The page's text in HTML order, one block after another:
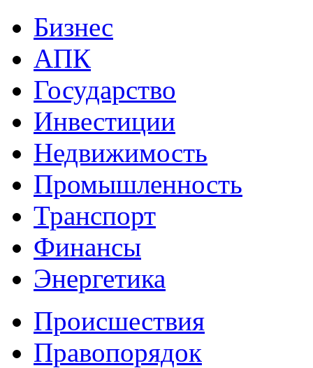
Бизнес
АПК
Государство
Инвестиции
Недвижимость
Промышленность
Транспорт
Финансы
Энергетика
Происшествия
Правопорядок